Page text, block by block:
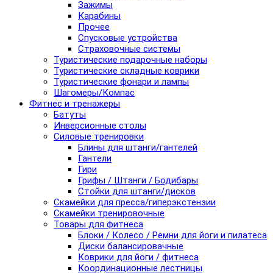
Зажимы
Карабины
Прочее
Спусковые устройства
Страховочные системы
Туристические подарочные наборы
Туристические складные коврики
Туристические фонари и лампы
Шагомеры/Компас
Фитнес и тренажеры
Батуты
Инверсионные столы
Силовые тренировки
Блины для штанги/гантелей
Гантели
Гири
Грифы / Штанги / Бодибары
Стойки для штанги/дисков
Скамейки для пресса/гиперэкстензии
Скамейки тренировочные
Товары для фитнеса
Блоки / Колесо / Ремни для йоги и пилатеса
Диски балансировачные
Коврики для йоги / фитнеса
Координационные лестницы